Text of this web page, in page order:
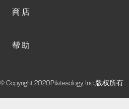
商店
帮助
© Copyright 2020Pilatesology, Inc.版权所有